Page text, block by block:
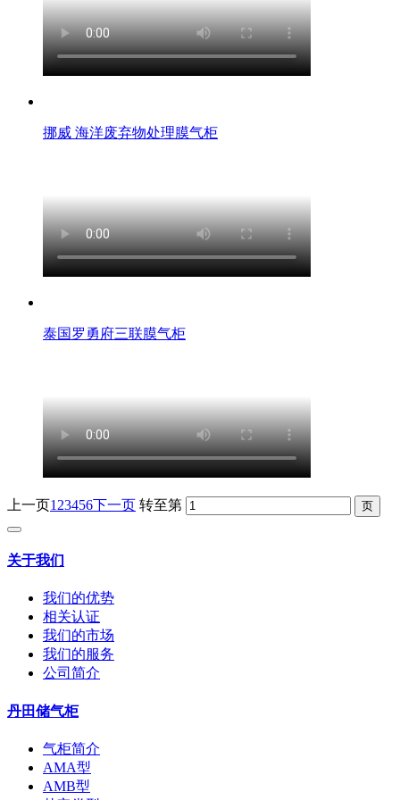
挪威 海洋废弃物处理膜气柜
泰国罗勇府三联膜气柜
上一页1 23456下一页 转至第
关于我们
我们的优势
相关认证
我们的市场
我们的服务
公司简介
丹田储气柜
气柜简介
AMA型
AMB型